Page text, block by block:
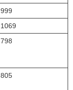
999
1069
798
805